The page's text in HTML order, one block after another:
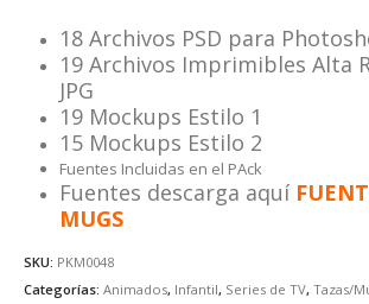
18 Archivos PSD para
19 Archivos Imprimibles Alta
JPG
19 Mockups Estilo 1
15 Mockups Estilo 2
Fuentes Incluidas en el PAck
Fuentes descarga aquí
MUGS
SKU: PKM0048
Categorías: Animados, Infantil, Series de TV, Tazas/